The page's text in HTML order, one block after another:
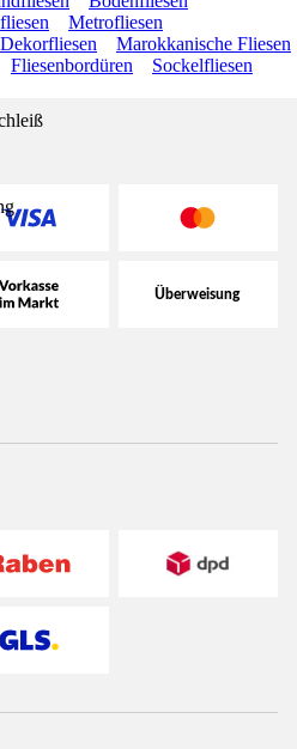
Metrofliesen
Dekorfliesen
Marokkanische Fliesen
Fliesenbordüren
Sockelfliesen